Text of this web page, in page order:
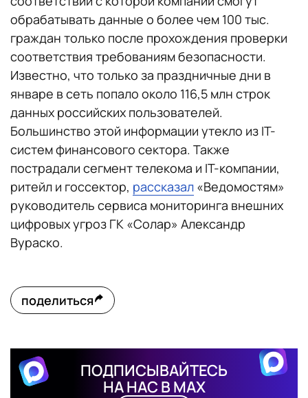
обрабатывать данные о более чем 100 тыс.
граждан только после прохождения проверки
соответствия требованиям безопасности.
Известно, что только за праздничные дни в
январе в сеть попало около 116,5 млн строк
данных российских пользователей.
Большинство этой информации утекло из IT-
систем финансового сектора. Также
пострадали сегмент телекома и IT-компании,
ритейл и госсектор, рассказал «Ведомостям»
руководитель сервиса мониторинга внешних
цифровых угроз ГК «Солар» Александр
Вураско.
поделиться
ПОДПИСЫВАЙТЕСЬ
НА НАС В MAX